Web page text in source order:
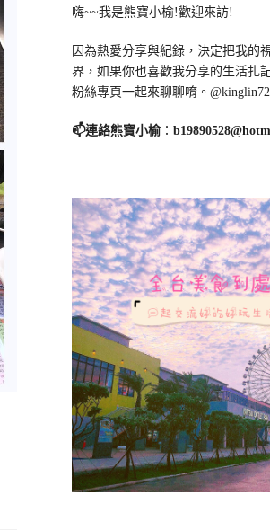
嗨~~我是熊寶小榆!歡迎來訪!
因為熱愛分享與紀錄，決定把我的
界，如果你也喜歡我分享的生活扎
粉絲專頁一起來聊聊唷。
📫連絡熊寶小榆：